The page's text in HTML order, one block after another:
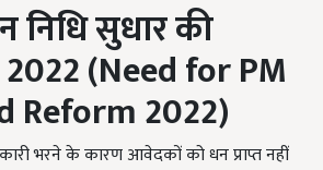
निधि सुधार की
(Need for PM
Reform2022)
भरने के कारण आवेदकों को धन प्राप्त नहीं